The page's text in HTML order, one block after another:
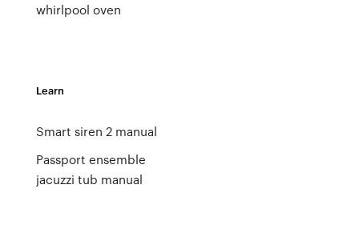
whirlpool oven
Learn
Smart siren 2 manual
Passport ensemble
jacuzzi tub manual